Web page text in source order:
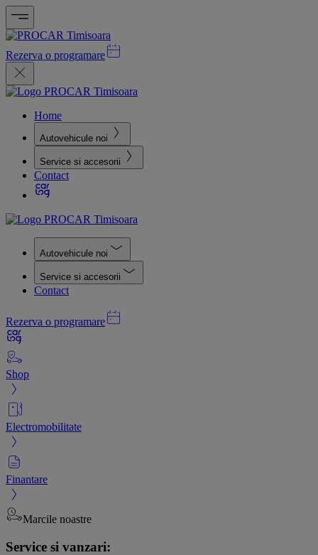
Rezerva o programare
Home
Autovehicule noi
Service si accesorii
Contact
Autovehicule noi
Service si accesorii
Contact
Rezerva o programare
Shop
Electromobilitate
Finantare
Marcile noastre
Service si vanzari: